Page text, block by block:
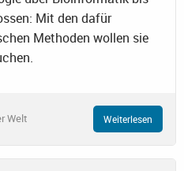
Mit den dafür
Methoden wollen sie
Welt Weiterlesen